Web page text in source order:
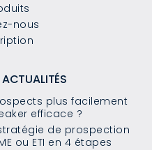
nous
ACTUALITÉS
plus facilement
efficace ?
de prospection
ou ETI en 4 étapes